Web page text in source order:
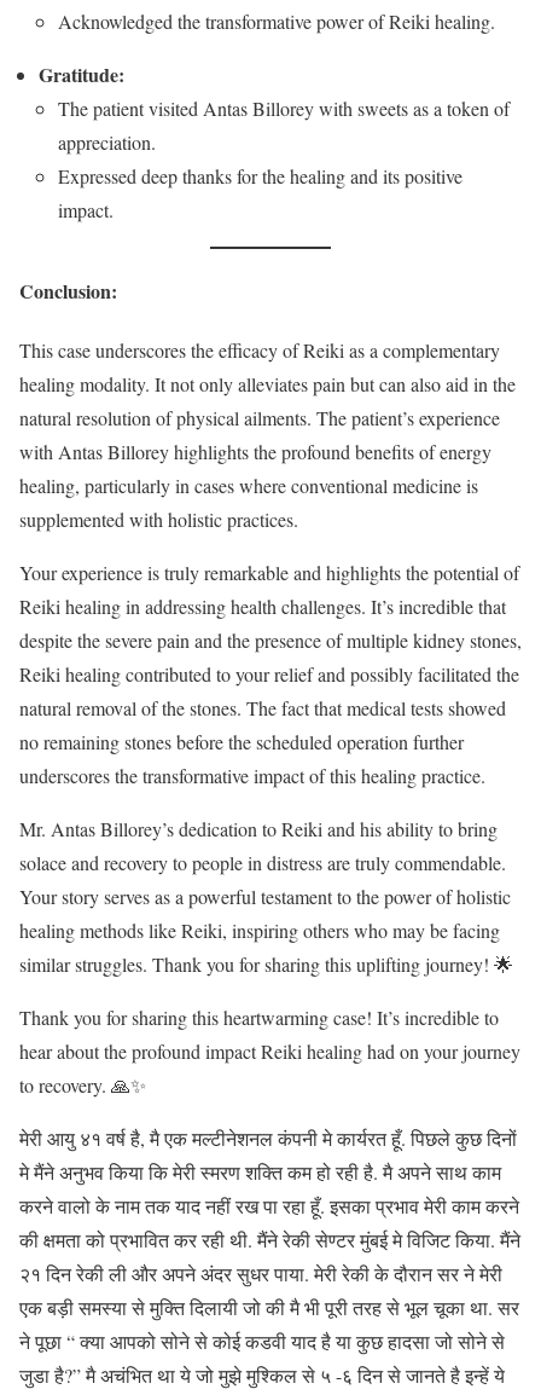
Acknowledged the transformative power of Reiki healing.
Gratitude:
The patient visited Antas Billorey with sweets as a token of
appreciation.
Expressed deep thanks for the healing and its positive
impact.
Conclusion:
This case underscores the efficacy of Reiki as a complementary
healing modality. It not only alleviates pain but can also aid in the
natural resolution of physical ailments. The patient’s experience
with Antas Billorey highlights the profound benefits of energy
healing, particularly in cases where conventional medicine is
supplemented with holistic practices.
Your experience is truly remarkable and highlights the potential of
Reiki healing in addressing health challenges. It’s incredible that
despite the severe pain and the presence of multiple kidney stones,
Reiki healing contributed to your relief and possibly facilitated the
natural removal of the stones. The fact that medical tests showed
no remaining stones before the scheduled operation further
underscores the transformative impact of this healing practice.
Mr. Antas Billorey’s dedication to Reiki and his ability to bring
solace and recovery to people in distress are truly commendable.
Your story serves as a powerful testament to the power of holistic
healing methods like Reiki, inspiring others who may be facing
similar struggles. Thank you for sharing this uplifting journey! 🌟
Thank you for sharing this heartwarming case! It’s incredible to
hear about the profound impact Reiki healing had on your journey
to recovery. 🙏✨
मेरी आयु ४१ वर्ष है, मै एक मल्टीनेशनल कंपनी मे कार्यरत हूँ. पिछले कुछ दिनों
मे मैंने अनुभव किया कि मेरी स्मरण शक्ति कम हो रही है. मै अपने साथ काम
करने वालो के नाम तक याद नहीं रख पा रहा हूँ. इसका प्रभाव मेरी काम करने
की क्षमता को प्रभावित कर रही थी. मैंने रेकी सेण्टर मुंबई मे विजिट किया. मैंने
२१ दिन रेकी ली और अपने अंदर सुधर पाया. मेरी रेकी के दौरान सर ने मेरी
एक बड़ी समस्या से मुक्ति दिलायी जो की मै भी पूरी तरह से भूल चूका था. सर
ने पूछा “ क्या आपको सोने से कोई कडवी याद है या कुछ हादसा जो सोने से
जुडा है?” मै अचंभित था ये जो मुझे मुश्किल से ५ -६ दिन से जानते है इन्हें ये